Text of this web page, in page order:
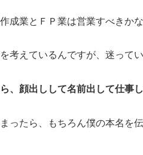
成業とＦＰ業は営業すべきか
考えているんですが、迷って
ら、顔出しして名前出して仕事
ったら、もちろん僕の本名を